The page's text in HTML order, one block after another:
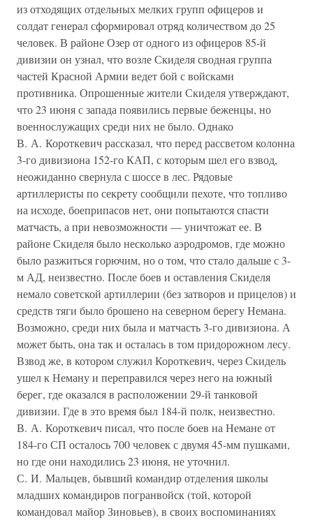
из отходящих отдельных мелких групп офицеров и
солдат генерал сформировал отряд количеством до 25
человек. В районе Озер от одного из офицеров 85-й
дивизии он узнал, что возле Скиделя сводная группа
частей Красной Армии ведет бой с войсками
противника. Опрошенные жители Скиделя утверждают,
что 23 июня с запада появились первые беженцы, но
военнослужащих среди них не было. Однако
В. А. Короткевич рассказал, что перед рассветом колонна
3-го дивизиона 152-го КАП, с которым шел его взвод,
неожиданно свернула с шоссе в лес. Рядовые
артиллеристы по секрету сообщили пехоте, что топливо
на исходе, боеприпасов нет, они попытаются спасти
матчасть, а при невозможности — уничтожат ее. В
районе Скиделя было несколько аэродромов, где можно
было разжиться горючим, но о том, что стало дальше с 3-
м АД, неизвестно. После боев и оставления Скиделя
немало советской артиллерии (без затворов и прицелов) и
средств тяги было брошено на северном берегу Немана.
Возможно, среди них была и матчасть 3-го дивизиона. А
может быть, она так и осталась в том придорожном лесу.
Взвод же, в котором служил Короткевич, через Скидель
ушел к Неману и переправился через него на южный
берег, где оказался в расположении 29-й танковой
дивизии. Где в это время был 184-й полк, неизвестно.
В. А. Короткевич писал, что после боев на Немане от
184-го СП осталось 700 человек с двумя 45-мм пушками,
но где они находились 23 июня, не уточнил.
С. И. Мальцев, бывший командир отделения школы
младших командиров погранвойск (той, которой
командовал майор Зиновьев), в своих воспоминаниях